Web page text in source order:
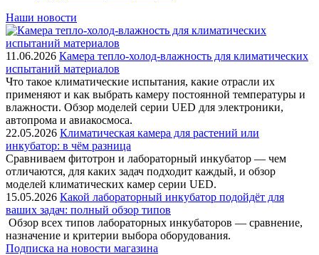
Наши новости
11.06.2026 Камера тепло-холод-влажность для климатических
испытаний материалов
Что такое климатические испытания, какие отрасли их
применяют и как выбрать камеру постоянной температуры и
влажности. Обзор моделей серии UED для электроники,
автопрома и авиакосмоса.
22.05.2026 Климатическая камера для растений или
инкубатор: в чём разница
Сравниваем фитотрон и лабораторный инкубатор — чем
отличаются, для каких задач подходит каждый, и обзор
моделей климатических камер серии UED.
15.05.2026 Какой лабораторный инкубатор подойдёт для
ваших задач: полный обзор типов
Обзор всех типов лабораторных инкубаторов — сравнение,
назначение и критерии выбора оборудования.
Подписка на новости магазина